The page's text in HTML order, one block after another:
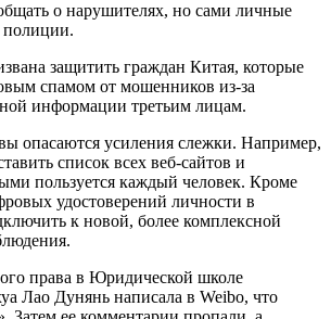
о нарушителях, но сами личные
полиции.
защитить граждан Китая, которые
спамом от мошенников из-за
информации третьим лицам.
опасаются усиления слежки. Например,
список всех веб-сайтов и
пользуется каждый человек. Кроме
удостоверений личности в
к новой, более комплексной
права в Юридической школе
Лао Дунянь написала в Weibo, что